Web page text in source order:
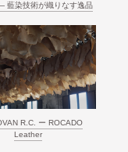
藍染技術が織りなす逸品
R.C. ー ROCADO
Leather